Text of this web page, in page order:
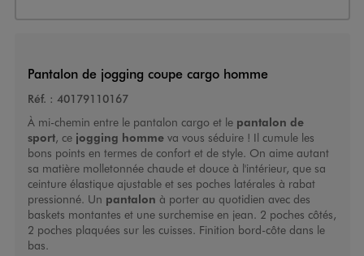
Pantalon de jogging coupe cargo homme
Réf. : 40179110167
À mi-chemin entre le pantalon cargo et le pantalon de
sport, ce jogging homme va vous séduire ! Il cumule les
bons points en termes de confort et de style. On aime autant
sa matière molletonnée chaude et douce à l'intérieur, que sa
ceinture élastique ajustable et ses poches latérales à rabat
pressionné. Un pantalon à porter au quotidien avec des
baskets montantes et une surchemise en jean. 2 poches côtés,
2 poches plaquées sur les cuisses. Finition bord-côte dans le
bas.